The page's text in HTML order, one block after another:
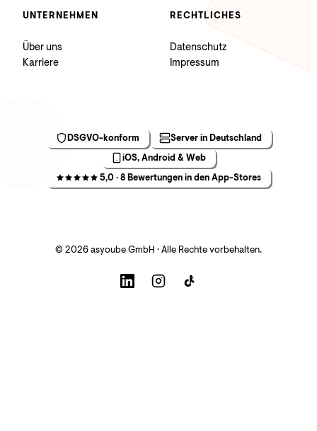
UNTERNEHMEN
Über uns
Karriere
RECHTLICHES
Datenschutz
Impressum
DSGVO-konform
Server in Deutschland
iOS, Android & Web
5,0 · 8 Bewertungen in den App-Stores
© 2026 asyoube GmbH · Alle Rechte vorbehalten.